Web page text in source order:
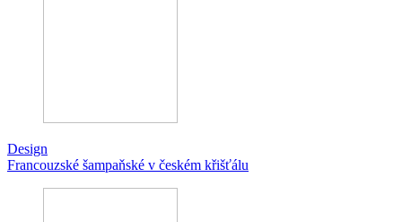
Design
Francouzské šampaňské v českém křišťálu